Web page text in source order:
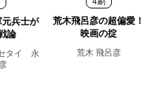
元兵士が
論
タイ 永
荒木飛呂彦の超偏愛！
映画の掟
荒木 飛呂彦